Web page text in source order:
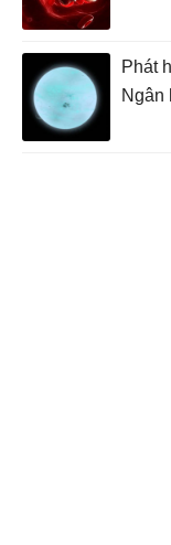
Phát
Ngân